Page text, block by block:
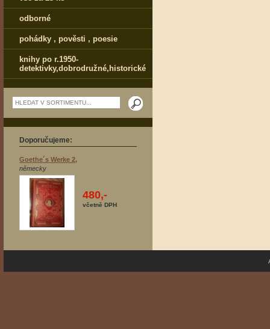
odborné
pohádky , pověsti , poesie
knihy po r.1950-
detektivky,dobrodružné,historické
Doporučujeme:
Goethe´s Werke 2,
německy
480,-
včetně DPH